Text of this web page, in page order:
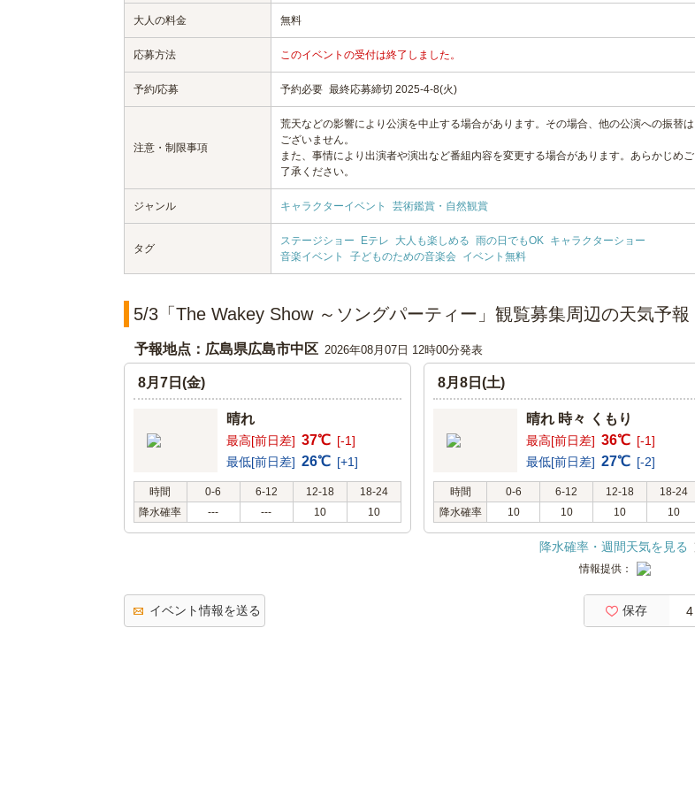
大人の料金 無料
応募方法 このイベントの受付は終了しました。
予約/応募 予約必要 最終応募締切 2025-4-8(火)
注意・制限事項
荒天などの影響により公演を中止する場合があります。その場合、他の公演への振替は
ございません。
また、事情により出演者や演出など番組内容を変更する場合があります。あらかじめご
了承ください。
ジャンル キャラクターイベント 芸術鑑賞・自然観賞
タグ
ステージショー Eテレ 大人も楽しめる 雨の日でもOK
キャラクターショー
音楽イベント
子どものための音楽会 イベント無料
5/3「The Wakey Show ～ソングパーティー」観覧募集周辺の天気予報
予報地点：広島県広島市中区 2026年08月07日 12時00分発表
8月7日(金)
晴れ
最高[前日差] 37℃ [-1]
最低[前日差] 26℃ [+1]
時間 0-6 6-12 12-18
18-24
降水確率
--- --- 10 10
8月8日(土)
晴れ 時々 くもり
最高[前日差] 36℃ [-1]
最低[前日差] 27℃ [-2]
時間 0-6 6-12 12-18
18-24
降水確率
10 10 10 10
降水確率・週間天気を見る
情報提供：
イベント情報を送る 保存 4